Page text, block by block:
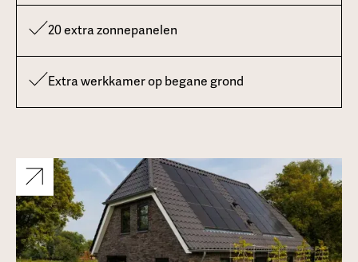
20 extra zonnepanelen
Extra werkkamer op begane grond